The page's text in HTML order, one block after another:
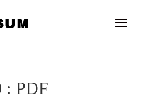
: PDF